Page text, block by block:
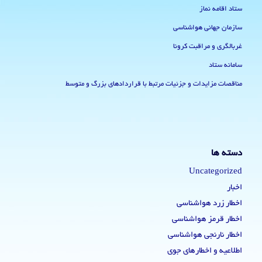
ستاد اقامه نماز
سازمان جهانی هواشناسی
غربالگری و مراقبت کرونا
سامانه ستاد
مناقصات مزایدات و جزئیات مرتبط با قراردادهای بزرگ و متوسط
دسته ها
Uncategorized
اخبار
اخطار زرد هواشناسی
اخطار قرمز هواشناسی
اخطار نارنجی هواشناسی
اطلاعیه و اخطارهای جوی